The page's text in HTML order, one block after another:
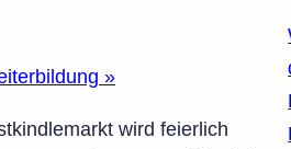
»
wird feierlich